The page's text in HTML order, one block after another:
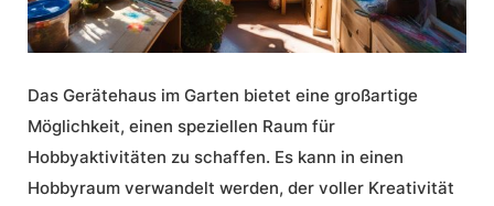
Das Gerätehaus im Garten bietet eine großartige
Möglichkeit, einen speziellen Raum für
Hobbyaktivitäten zu schaffen. Es kann in einen
Hobbyraum verwandelt werden, der voller Kreativität